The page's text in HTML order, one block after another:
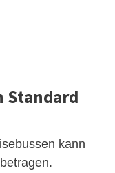
Standard
kann